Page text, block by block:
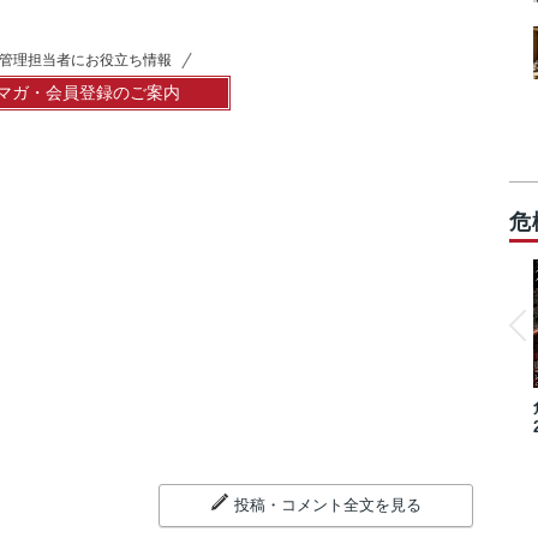
理担当者にお役立ち情報
ガ・会員登録のご案内
投稿・コメント全文を見る
危